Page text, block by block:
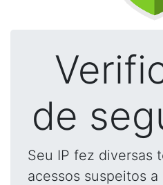
de
Seu IP fez diversas
acessos suspeitos